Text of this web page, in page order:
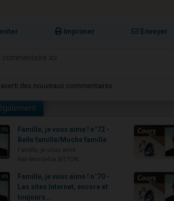
Imprimer Envoyer
des nouveaux commentaires
Famille, je vous aime ! n°72 -
Belle famille/Moche famille
Famille, je vous aime ! n°70 -
Les sites Internet, encore et
toujours...